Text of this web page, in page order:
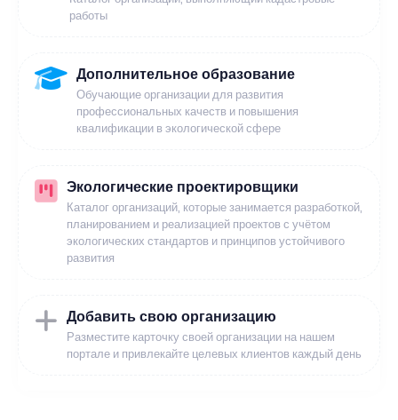
работы
Дополнительное образование
Обучающие организации для развития
профессиональных качеств и повышения
квалификации в экологической сфере
Экологические проектировщики
Каталог организаций, которые занимается разработкой,
планированием и реализацией проектов с учётом
экологических стандартов и принципов устойчивого
развития
Добавить свою организацию
Разместите карточку своей организации на нашем
портале и привлекайте целевых клиентов каждый день